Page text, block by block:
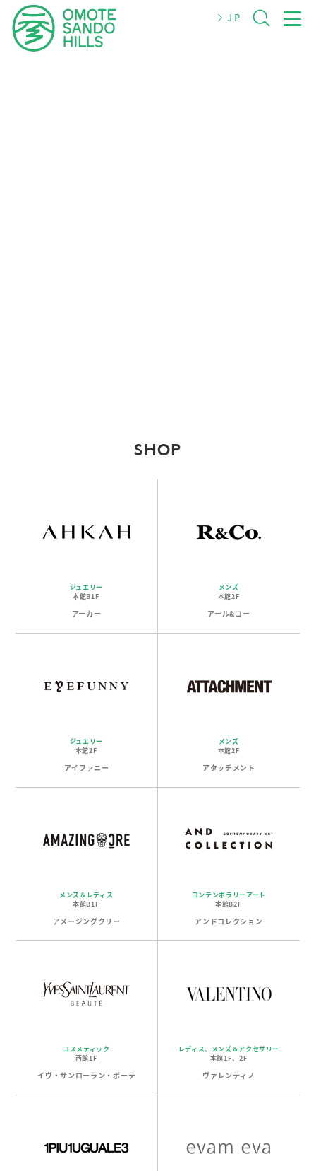
JP
SHOP
ジュエリー
本館B1F
アーカー
メンズ
本館2F
アール&コー
ジュエリー
本館2F
アイファニー
メンズ
本館2F
アタッチメント
メンズ＆レディス
本館B1F
アメージングクリー
コンテンポラリーアート
本館B2F
アンドコレクション
コスメティック
西館1F
イヴ・サンローラン・ボーテ
レディス、メンズ＆アクセサリー
本館1F、2F
ヴァレンティノ